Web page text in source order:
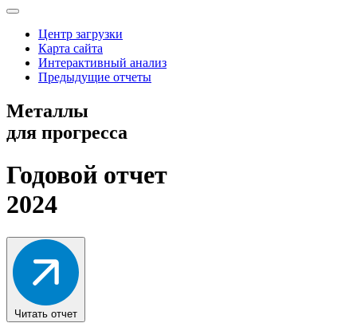
Центр загрузки
Карта сайта
Интерактивный анализ
Предыдущие отчеты
Металлы
для прогресса
Годовой отчет
2024
Читать отчет